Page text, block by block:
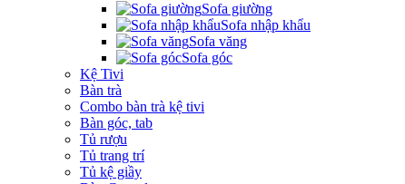
Sofa giường
Sofa nhập khẩu
Sofa văng
Sofa góc
Kệ Tivi
Bàn trà
Combo bàn trà kệ tivi
Bàn góc, tab
Tủ rượu
Tủ trang trí
Tủ kệ giầy